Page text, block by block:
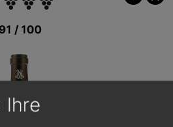
91 / 100
Ihre